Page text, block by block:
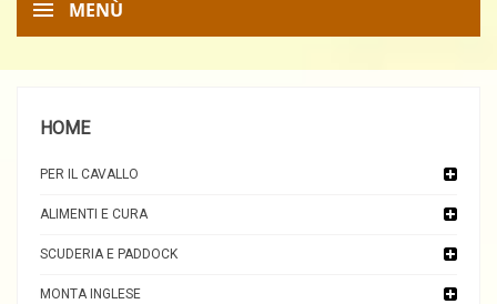
MENÙ
HOME
PER IL CAVALLO
ALIMENTI E CURA
SCUDERIA E PADDOCK
MONTA INGLESE